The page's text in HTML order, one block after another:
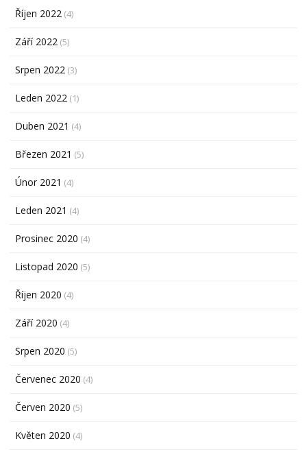
Říjen 2022 (4)
Září 2022 (5)
Srpen 2022 (3)
Leden 2022 (1)
Duben 2021 (4)
Březen 2021 (5)
Únor 2021 (4)
Leden 2021 (4)
Prosinec 2020 (4)
Listopad 2020 (5)
Říjen 2020 (4)
Září 2020 (4)
Srpen 2020 (5)
Červenec 2020 (4)
Červen 2020 (5)
Květen 2020 (4)